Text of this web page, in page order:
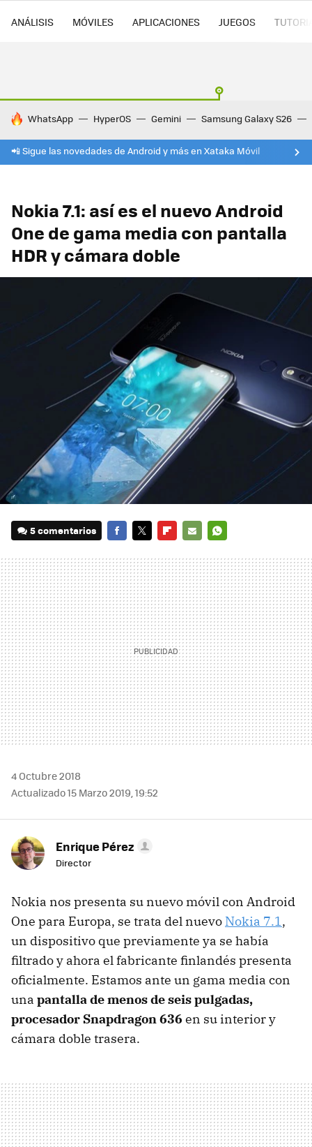
ANÁLISIS MÓVILES APLICACIONES JUEGOS
HOY SE HABLA DE
WhatsApp HyperOS Gemini Samsung Galaxy S26
📲 Sigue las novedades de Android y más en Xataka Móvil
Nokia 7.1: así es el nuevo Android
One de gama media con pantalla
HDR y cámara doble
5 comentarios
MAIL
4 Octubre 2018
Actualizado 15 Marzo 2019, 19:52
Enrique Pérez
Director
Nokia nos presenta su nuevo móvil con Android
One para Europa, se trata del nuevo Nokia 7.1 ,
un dispositivo que previamente ya se había
filtrado y ahora el fabricante finlandés presenta
oficialmente. Estamos ante un gama media con
una pantalla de menos de seis pulgadas,
procesador Snapdragon 636 en su interior y
cámara doble trasera.